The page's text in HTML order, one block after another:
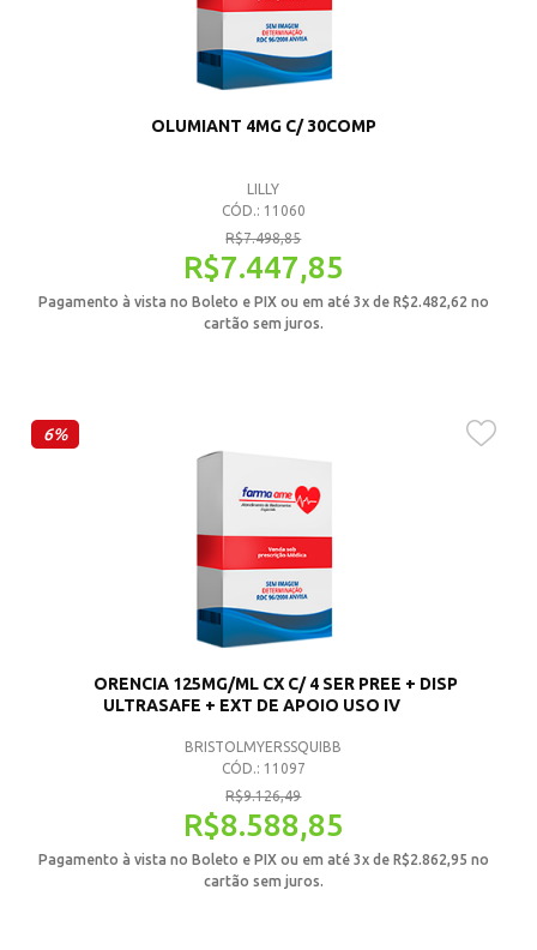
OLUMIANT 4MG C/ 30COMP
LILLY
CÓD.: 11060
R$7.498,85
R$7.447,85
Pagamento à vista no Boleto e PIX ou em até 3x de R$2.482,62 no
cartão sem juros.
6%
ORENCIA 125MG/ML CX C/ 4 SER PREE + DISP
ULTRASAFE + EXT DE APOIO USO IV
BRISTOLMYERSSQUIBB
CÓD.: 11097
R$9.126,49
R$8.588,85
Pagamento à vista no Boleto e PIX ou em até 3x de R$2.862,95 no
cartão sem juros.